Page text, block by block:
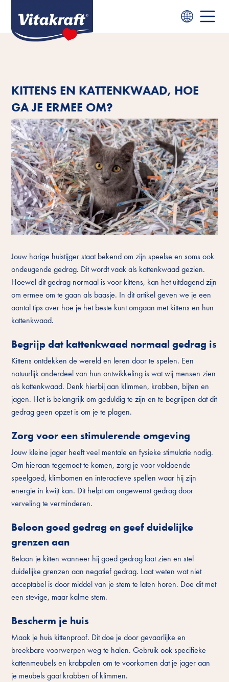
KITTENS EN KATTENKWAAD, HOE
GA JE ERMEE OM?
Jouw harige huistijger staat bekend om zijn speelse en soms ook
ondeugende gedrag. Dit wordt vaak als kattenkwaad gezien.
Hoewel dit gedrag normaal is voor kittens, kan het uitdagend zijn
om ermee om te gaan als baasje. In dit artikel geven we je een
aantal tips over hoe je het beste kunt omgaan met kittens en hun
kattenkwaad.
Begrijp dat kattenkwaad normaal gedrag is
Kittens ontdekken de wereld en leren door te spelen. Een
natuurlijk onderdeel van hun ontwikkeling is wat wij mensen zien
als kattenkwaad. Denk hierbij aan klimmen, krabben, bijten en
jagen. Het is belangrijk om geduldig te zijn en te begrijpen dat dit
gedrag geen opzet is om je te plagen.
Zorg voor een stimulerende omgeving
Jouw kleine jager heeft veel mentale en fysieke stimulatie nodig.
Om hieraan tegemoet te komen, zorg je voor voldoende
speelgoed, klimbomen en interactieve spellen waar hij zijn
energie in kwijt kan. Dit helpt om ongewenst gedrag door
verveling te verminderen.
Beloon goed gedrag en geef duidelijke
grenzen aan
Beloon je kitten wanneer hij goed gedrag laat zien en stel
duidelijke grenzen aan negatief gedrag. Laat weten wat niet
acceptabel is door middel van je stem te laten horen. Doe dit met
een stevige, maar kalme stem.
Bescherm je huis
Maak je huis kittenproof. Dit doe je door gevaarlijke en
breekbare voorwerpen weg te halen. Gebruik ook specifieke
kattenmeubels en krabpalen om te voorkomen dat je jager aan
je meubels gaat krabben of klimmen.